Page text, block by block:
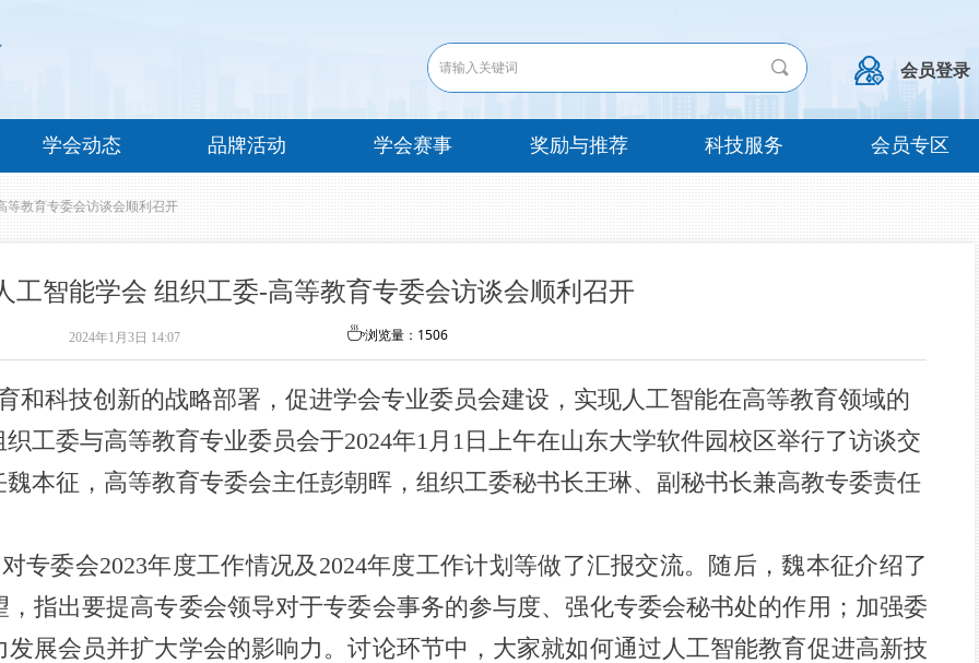
끠 会员登录
学会动态 品牌活动 学会赛事 奖励与推荐 科技服务 会员专区
工智能学会 组织工委-高等教育专委会访谈会顺利召开
和科技创新的战略部署，促进学会专业委员会建设，实现人工智能在高等教育领域的
工委与高等教育专业委员会于2024年1月1日上午在山东大学软件园校区举行了访谈交
本征，高等教育专委会主任彭朝晖，组织工委秘书长王琳、副秘书长兼高教专委责任
专委会2023年度工作情况及2024年度工作计划等做了汇报交流。随后，魏本征介绍了
指出要提高专委会领导对于专委会事务的参与度、强化专委会秘书处的作用；加强委
展会员并扩大学会的影响力。讨论环节中，大家就如何通过人工智能教育促进高新技
2024年1月3日 14:07 ꄘ浏览量： 1506
等教育专委会访谈会顺利召开